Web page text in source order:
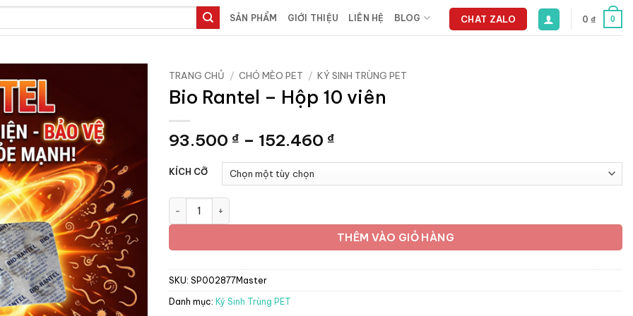
SẢN PHẨM GIỚI THIỆU LIÊN HỆ BLOG CHAT ZALO 0 ₫ 0
TRANG CHỦ / CHÓ MÈO PET / KÝ SINH TRÙNG PET
Bio Rantel – Hộp 10 viên
93.500 ₫ – 152.460 ₫
93.500 ₫
KÍCH CỠ
Bio Rantel - Hộp 10 viên số lượng
THÊM VÀO GIỎ HÀNG
SKU: SP002877Master
Danh mục: Ký Sinh Trùng PET